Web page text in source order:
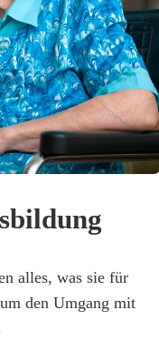
alles, was sie für
den Umgang mit